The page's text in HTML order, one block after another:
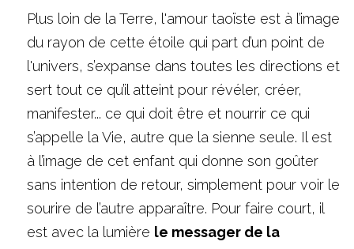
Plus loin de la Terre, l'amour taoïste est à l’image
du rayon de cette étoile qui part d’un point de
l'univers, s’expanse dans toutes les directions et
sert tout ce qu’il atteint pour révéler, créer,
manifester... ce qui doit être et nourrir ce qui
s’appelle la Vie, autre que la sienne seule. Il est
à l’image de cet enfant qui donne son goûter
sans intention de retour, simplement pour voir le
sourire de l’autre apparaître. Pour faire court, il
est avec la lumière le messager de la